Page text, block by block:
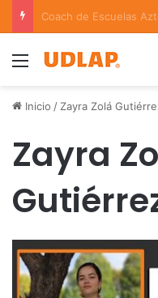
Menu
Inicio / Zayra Zolá
Zayra